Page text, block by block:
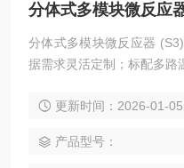
分体式多模块微反应
分体式多模块微反应器
据需求灵活定制；标配多路
更新时间：2026-01-05
产品型号：